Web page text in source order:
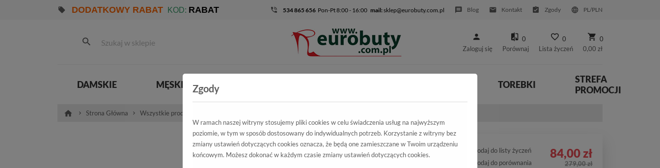
DODATKOWY RABAT KOD: RABAT 534 865 656 Pon-Pt 8:00 - 16:00 mail:sklep@eurobuty.com.pl Blog Kontakt Zgody PL/PLN
Zaloguj się
0
Porównaj
0
Lista życzeń
0
0,00 zł
DAMSKIE MĘSKIE TOREBKI
STREFA
PROMOCJI
Strona Główna Wszystkie produkty
Trzewiki Rammit
1047/5 CH-25 Szare
Dodaj do listy życzeń
Dodaj do porównania
84,00 zł
279,00 zł
Zgody
W ramach naszej witryny stosujemy pliki cookies w celu świadczenia usług na najwyższym
poziomie, w tym w sposób dostosowany do indywidualnych potrzeb. Korzystanie z witryny bez
zmiany ustawień dotyczących cookies oznacza, że będą one zamieszczane w Twoim urządzeniu
końcowym. Możesz dokonać w każdym czasie zmiany ustawień dotyczących cookies.